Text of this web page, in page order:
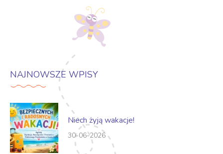
NAJNOWSZE WPISY
Niech żyją wakacje!
30-06-2026